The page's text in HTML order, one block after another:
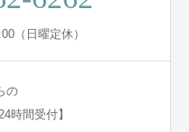
（日曜定休）
の
時間受付】